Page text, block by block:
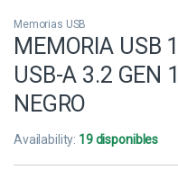
Memorias USB
MEMORIA USB
USB-A 3.2 GEN
NEGRO
Availability: 19 disponibles